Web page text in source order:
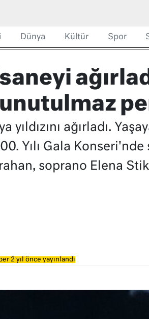
Dünya Kültür Spor
unutulmaz
yıldızını ağırladı.
Yılı Gala
soprano Elena
2 yıl önce yayınlandı